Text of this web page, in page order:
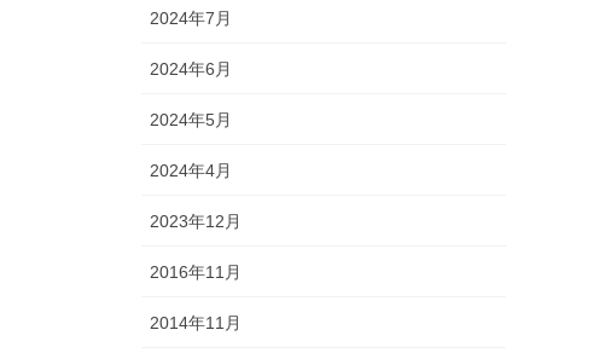
2024年7月
2024年6月
2024年5月
2024年4月
2023年12月
2016年11月
2014年11月